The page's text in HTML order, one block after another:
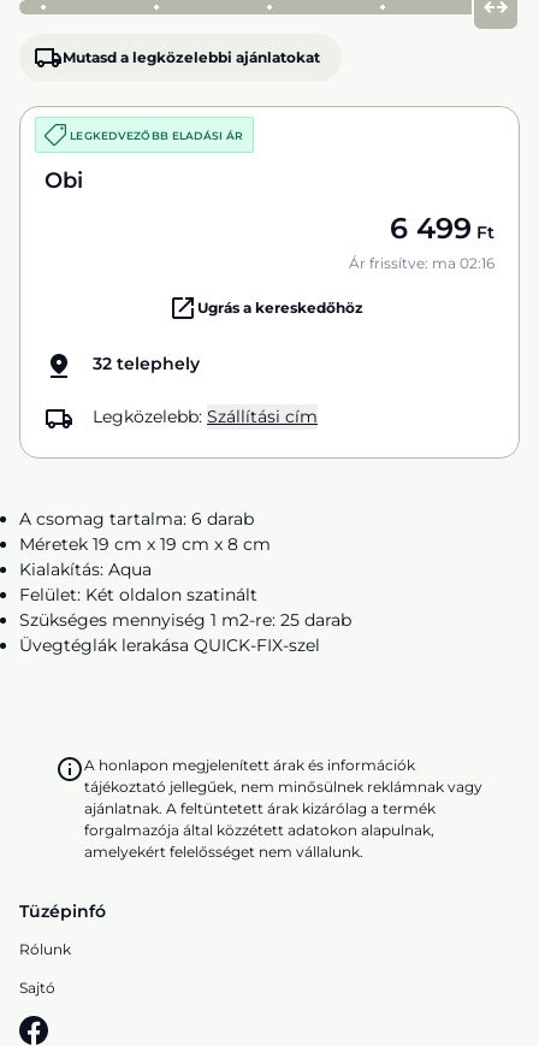
Mutasd a legközelebbi ajánlatokat
LEGKEDVEZŐBB ELADÁSI ÁR
Obi
6 499 Ft
Ár frissítve: ma 02:16
Ugrás a kereskedőhöz
32 telephely
Legközelebb: Szállítási cím
A csomag tartalma: 6 darab
Méretek 19 cm x 19 cm x 8 cm
Kialakítás: Aqua
Felület: Két oldalon szatinált
Szükséges mennyiség 1 m2-re: 25 darab
Üvegtéglák lerakása QUICK-FIX-szel
A honlapon megjelenített árak és információk
tájékoztató jellegűek, nem minősülnek reklámnak vagy
ajánlatnak. A feltüntetett árak kizárólag a termék
forgalmazója által közzétett adatokon alapulnak,
amelyekért felelősséget nem vállalunk.
Tüzépinfó
Rólunk
Sajtó